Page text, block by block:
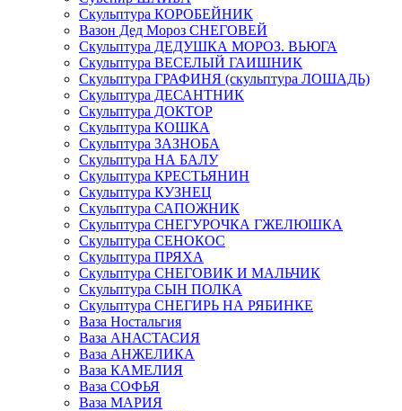
Скульптура КОРОБЕЙНИК
Вазон Дед Мороз СНЕГОВЕЙ
Скульптура ДЕДУШКА МОРОЗ. ВЬЮГА
Скульптура ВЕСЕЛЫЙ ГАИШНИК
Скульптура ГРАФИНЯ (скульптура ЛОШАДЬ)
Скульптура ДЕСАНТНИК
Скульптура ДОКТОР
Скульптура КОШКА
Скульптура ЗАЗНОБА
Скульптура НА БАЛУ
Скульптура КРЕСТЬЯНИН
Скульптура КУЗНЕЦ
Скульптура САПОЖНИК
Скульптура СНЕГУРОЧКА ГЖЕЛЮШКА
Скульптура СЕНОКОС
Скульптура ПРЯХА
Скульптура СНЕГОВИК И МАЛЬЧИК
Скульптура СЫН ПОЛКА
Скульптура СНЕГИРЬ НА РЯБИНКЕ
Ваза Ностальгия
Ваза АНАСТАСИЯ
Ваза АНЖЕЛИКА
Ваза КАМЕЛИЯ
Ваза СОФЬЯ
Ваза МАРИЯ